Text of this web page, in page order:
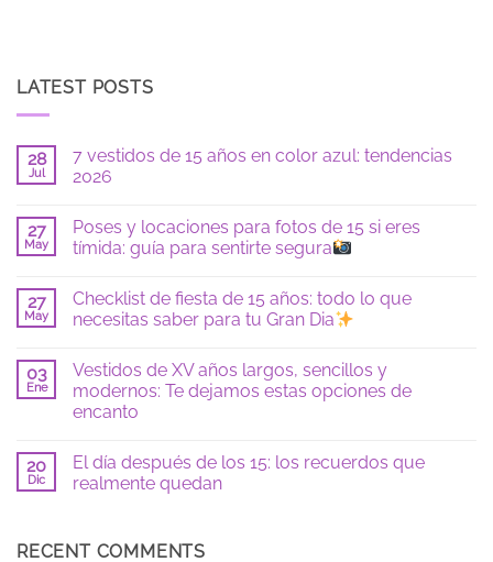
LATEST POSTS
28
Jul
7 vestidos de 15 años en color azul: tendencias
2026
comentarios
en
7
15
años
en
tendencias
2026
27
May
Poses y locaciones para fotos de 15 si eres
tímida: guía para sentirte segura
comentarios
en
Poses
para
fotos
de
15
tímida:
guía
para
27
May
Checklist de fiesta de 15 años: todo lo que
necesitas saber para tu Gran Dia
comentarios
en
Checklist
de
15
años:
todo
saber
para
03
Ene
Vestidos de XV años largos, sencillos y
modernos: Te dejamos estas opciones de
encanto
comentarios
en
Vestidos
largos,
20
Dic
El día después de los 15: los recuerdos que
realmente quedan
en
RECENT COMMENTS